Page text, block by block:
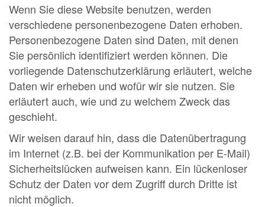
Wenn Sie diese Website benutzen, werden
verschiedene personenbezogene Daten erhoben.
Personenbezogene Daten sind Daten, mit denen
Sie persönlich identifiziert werden können. Die
vorliegende Datenschutzerklärung erläutert, welche
Daten wir erheben und wofür wir sie nutzen. Sie
erläutert auch, wie und zu welchem Zweck das
geschieht.
Wir weisen darauf hin, dass die Datenübertragung
im Internet (z.B. bei der Kommunikation per E-Mail)
Sicherheitslücken aufweisen kann. Ein lückenloser
Schutz der Daten vor dem Zugriff durch Dritte ist
nicht möglich.